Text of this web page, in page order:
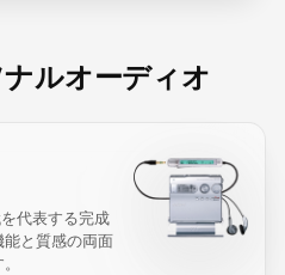
ルオーディオ
代表する完成
能と質感の両面